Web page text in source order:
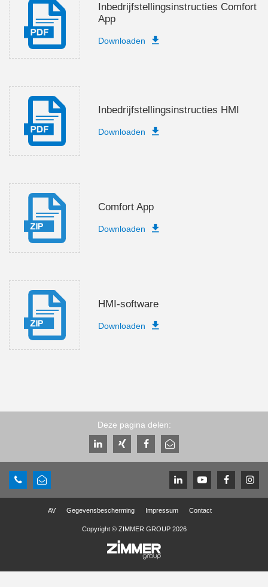
Inbedrijfstellingsinstructies Comfort
App
Downloaden
Inbedrijfstellingsinstructies HMI
Downloaden
Comfort App
Downloaden
HMI-software
Downloaden
Deze pagina delen:
AV Gegevensbescherming Impressum Contact
Copyright © ZIMMER GROUP 2026